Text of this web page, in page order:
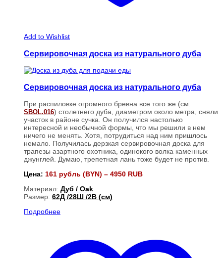
Add to Wishlist
Сервировочная доска из натурального дуба
Сервировочная доска из натурального дуба
При распиловке огромного бревна все того же (см.
SBOL.016) столетнего дуба, диаметром около метра, сняли
участок в районе сучка. Он получился настолько
интересной и необычной формы, что мы решили в нем
ничего не менять. Хотя, потрудиться над ним пришлось
немало. Получилась дерзкая сервировочная доска для
трапезы азартного охотника, одинокого волка каменных
джунглей. Думаю, трепетная лань тоже будет не против.
Цена: 161 рубль (BYN) – 4950 RUB
Материал: Дуб / Oak
Размер: 62Д /28Ш /2В (см)
Подробнее